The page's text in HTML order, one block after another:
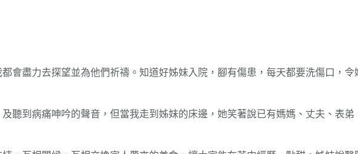
會盡力去探望並為他們祈禱。知道好姊妹入院，腳有傷患，每天都要洗傷口，
聽到病痛呻吟的聲音，但當我走到姊妹的床邊，她笑著說已有媽媽、丈夫、表